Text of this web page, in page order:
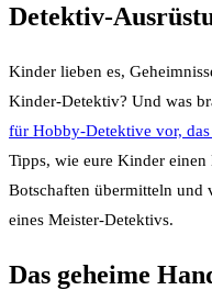
Detektiv-
Kinder lieben es,
Kinder-Detektiv? Und was
für Hobby-Detektive vor,
Tipps, wie eure Kinder
Botschaften übermitteln und
eines Meister-Detektivs.
Das geheime